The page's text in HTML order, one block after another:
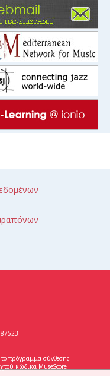
πρόγραμμα σύνθεσης
κώδικα MuseScore